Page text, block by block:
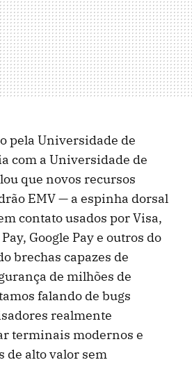
pela Universidade de
com a Universidade de
que novos recursos
EMV — a espinha dorsal
contato usados por Visa,
Google Pay e outros do
brechas capazes de
de milhões de
falando de bugs
realmente
terminais modernos e
de alto valor sem